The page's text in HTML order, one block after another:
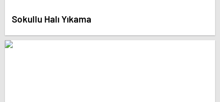
Sokullu Halı Yıkama